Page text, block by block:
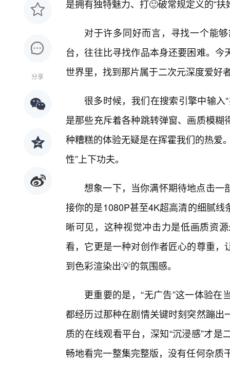
分享
是拥有独特魅力、打🙂破常规定义的“扶
对于许多同好而言，寻找一个能
台，往往比寻找作品本身还要困难。
世界里，找到那片属于二次元深度爱好
很多时候，我们在搜索引擎中输入
是那些充斥着各种跳转弹窗、画质模
种糟糕的体验无疑是在挥霍我们的热爱
性”上下功夫。
想象一下，当你满怀期待地点击一
接你的是1080P甚至4K超高清的细腻
晰可见，这种视觉冲击力是低画质资
看，它更是一种对创作者匠心的尊重
到色彩渲染出💡的氛围感。
更重要的是，“无广告”这一体验
都经历过那种在剧情关键时刻突然蹦
质的在线观看平台，深知“沉浸感”才
畅地看完一整集完整版，没有任何杂